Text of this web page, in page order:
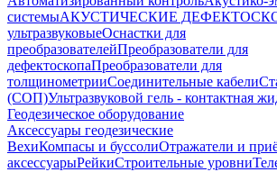
системыАКУСТИЧЕСКИЕ
ультразвуковыеОснастки для
преобразователейПреобразователи для
дефектоскопаПреобразователи для
толщинометрииСоединительные кабели
(СОП)Ультразвуковой гель - контактная
Геодезическое оборудование
Аксессуары геодезические
ВехиКомпасы и буссолиОтражатели и
аксессуарыРейкиСтроительные уровни